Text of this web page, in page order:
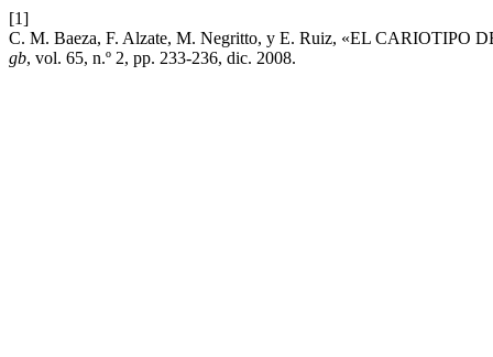
[1]
C. M. Baeza, F. Alzate, M. Negritto, y E. Ruiz, «EL
gb, vol. 65, n.º 2, pp. 233-236, dic. 2008.